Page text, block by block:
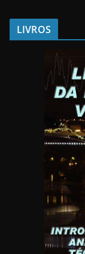
LIVROS